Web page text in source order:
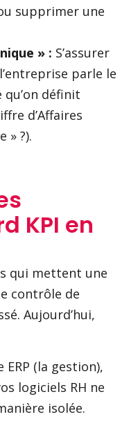
supprimer une
» : S’assurer
parle le
qu’on définit
d’Affaires
» ?).
KPI en
qui mettent une
contrôle de
Aujourd’hui,
(la gestion),
logiciels RH ne
isolée.